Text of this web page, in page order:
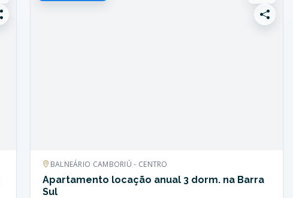
BALNEÁRIO CAMBORIÚ - CENTRO
Apartamento locação anual 3 dorm. na Barra
Sul